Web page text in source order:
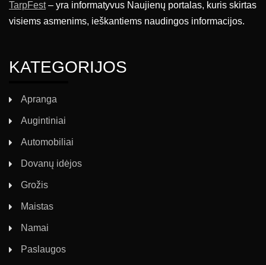
TarpFest– yra informatyvus Naujienų portalas, kuris skirtas
visiems asmenims, ieškantiems naudingos informacijos.
KATEGORIJOS
Apranga
Augintiniai
Automobiliai
Dovanų idėjos
Grožis
Maistas
Namai
Paslaugos